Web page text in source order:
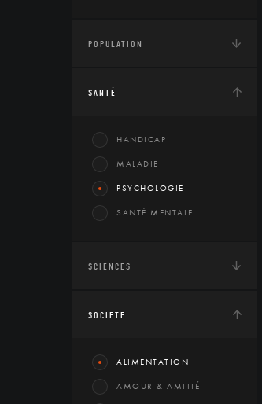
POPULATION
SANTÉ
HANDICAP
MALADIE
PSYCHOLOGIE
SANTÉ MENTALE
SCIENCES
SOCIÉTÉ
ALIMENTATION
AMOUR & AMITIÉ